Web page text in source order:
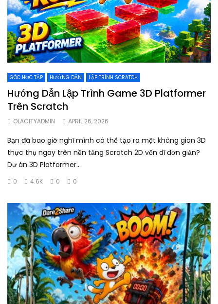
GÓC HỌC TẬP HƯỚNG DẪN LẬP TRÌNH SCRATCH
Hướng Dẫn Lập Trình Game 3D Platformer
Trên Scratch
OLACITYADMIN APRIL 26, 2026
Bạn đã bao giờ nghĩ mình có thể tạo ra một không gian 3D
thực thụ ngay trên nền tảng Scratch 2D vốn dĩ đơn giản?
Dự án 3D Platformer...
0 4.6K 0 0